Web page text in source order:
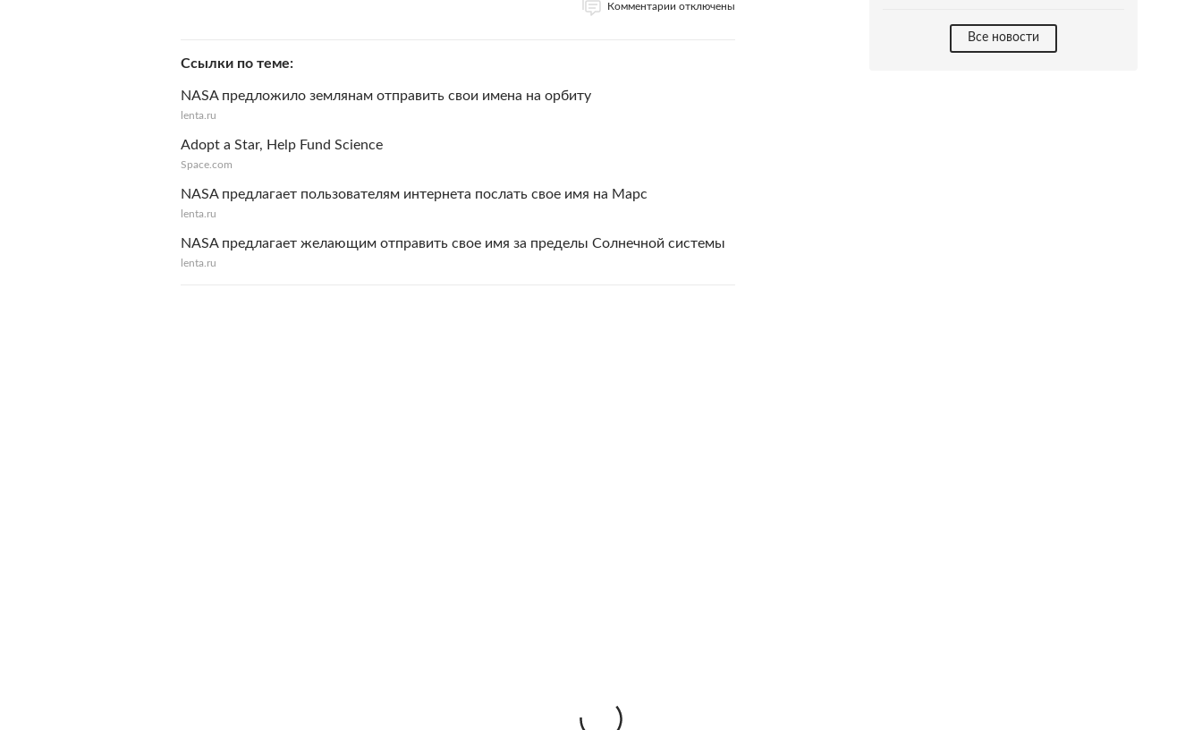
Комментарии отключены
Ссылки по теме
NASA предложило землянам отправить свои имена на орбиту
lenta.ru
Adopt a Star, Help Fund Science
Space.com
NASA предлагает пользователям интернета послать свое имя на Марс
lenta.ru
NASA предлагает желающим отправить свое имя за пределы Солнечной системы
lenta.ru
Все новости